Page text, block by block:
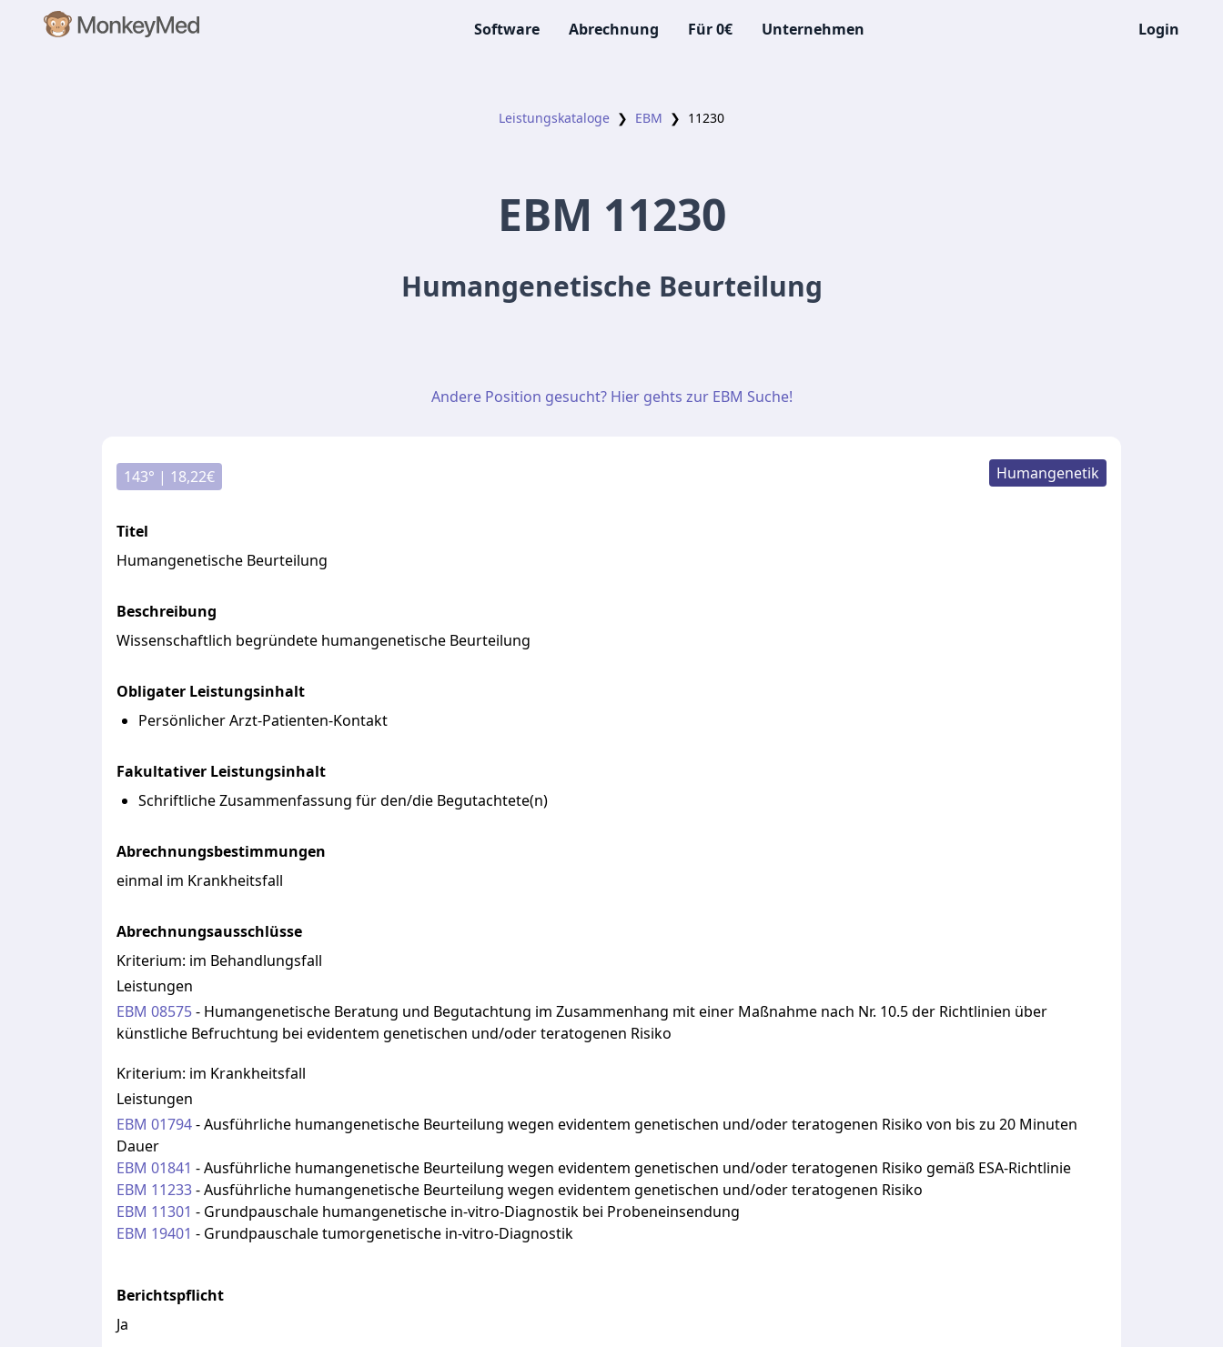
Software Abrechnung Für 0€ Unternehmen Login
Leistungskataloge ❯ EBM ❯ 11230
EBM 11230
Humangenetische Beurteilung
Andere Position gesucht? Hier gehts zur EBM Suche!
143° | 18,22€ Humangenetik
Titel
Humangenetische Beurteilung
Beschreibung
Wissenschaftlich begründete humangenetische Beurteilung
Obligater Leistungsinhalt
Persönlicher Arzt-Patienten-Kontakt
Fakultativer Leistungsinhalt
Schriftliche Zusammenfassung für den/die Begutachtete(n)
Abrechnungsbestimmungen
einmal im Krankheitsfall
Abrechnungsausschlüsse
Kriterium: im Behandlungsfall
Leistungen
EBM 08575- Humangenetische Beratung und Begutachtung im Zusammenhang mit einer Maßnahme nach Nr. 10.5 der Richtlinien über
künstliche Befruchtung bei evidentem genetischen und/oder teratogenen Risiko
Kriterium: im Krankheitsfall
Leistungen
EBM 01794-Ausführliche humangenetische Beurteilung wegen evidentem genetischen und/oder teratogenen Risiko von bis zu 20 Minuten
Dauer
EBM 01841 -Ausführliche humangenetische Beurteilung wegen evidentem genetischen und/oder teratogenen Risiko gemäß ESA-Richtlinie
EBM 11233-Ausführliche humangenetische Beurteilung wegen evidentem genetischen und/oder teratogenen Risiko
EBM 11301 - Grundpauschale humangenetische in-vitro-Diagnostik bei Probeneinsendung
EBM 19401 - Grundpauschale tumorgenetische in-vitro-Diagnostik
Berichtspflicht
Ja